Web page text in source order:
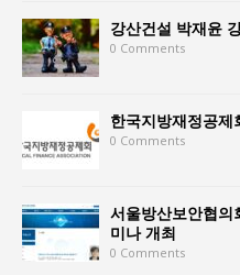
강산건설 박재윤
0 Comments
한국지방재정공
0 Comments
서울방산보안협의
미나 개최
0 Comments